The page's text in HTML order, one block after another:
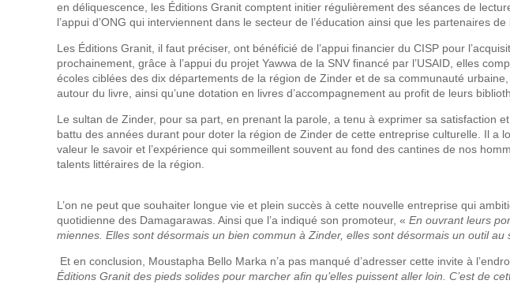
en déliquescence, les Éditions Granit comptent initier régulièrement des séances de
l’appui d’ONG qui interviennent dans le secteur de l’éducation ainsi que les partenaires de
Les Éditions Granit, il faut préciser, ont bénéficié de l’appui financier du CISP pour
prochainement, grâce à l’appui du projet Yawwa de la SNV financé par l’USAID, elles
écoles ciblées des dix départements de la région de Zinder et de sa communauté
autour du livre, ainsi qu’une dotation en livres d’accompagnement au profit de leurs
Le sultan de Zinder, pour sa part, en prenant la parole, a tenu à exprimer sa satisfaction
battu des années durant pour doter la région de Zinder de cette entreprise culturelle. Il a
valeur le savoir et l’expérience qui sommeillent souvent au fond des cantines de nos
talents littéraires de la région.
L’on ne peut que souhaiter longue vie et plein succès à cette nouvelle entreprise qui
quotidienne des Damagarawas. Ainsi que l’a indiqué son promoteur, « En ouvrant leurs
miennes. Elles sont désormais un bien commun à Zinder, elles sont désormais un outil
Et en conclusion, Moustapha Bello Marka n’a pas manqué d’adresser cette invite à
Éditions Granit des pieds solides pour marcher afin qu’elles puissent aller loin. C’est de